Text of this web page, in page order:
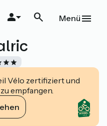
Menü
Vélo zertifiziert und
empfangen.